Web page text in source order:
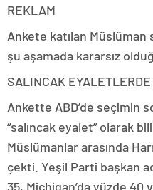
REKLAM
Ankete katılan Müslüman
şu aşamada kararsız
SALINCAK
Ankette ABD’de seçimin
“salıncak eyalet” olarak
Müslümanlar arasında
çekti. Yeşil Parti başkan
35, Michigan’da yüzde 40